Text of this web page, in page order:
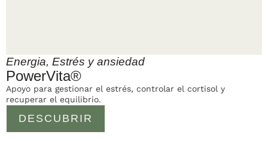
Energia, Estrés y ansiedad
PowerVita®
DESCUBRIR
Apoyo para gestionar el estrés, controlar el cortisol y
recuperar el equilibrio.